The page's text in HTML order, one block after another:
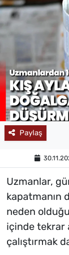
Paylaş
Uzmanlar,
kapatmanın
neden
içinde tekrar
çalıştırmak